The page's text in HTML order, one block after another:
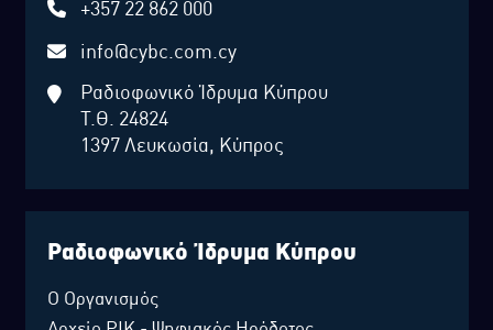
+357 22 862 000
info@cybc.com.cy
Ραδιοφωνικό Ίδρυμα Κύπρου
Τ.Θ. 24824
1397 Λευκωσία, Κύπρος
Ραδιοφωνικό Ίδρυμα Κύπρου
Ο Οργανισμός